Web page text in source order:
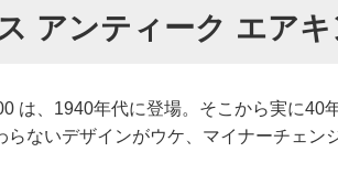
アンティーク エア
は、1940年代に登場。そこから実に40
らないデザインがウケ、マイナーチェン